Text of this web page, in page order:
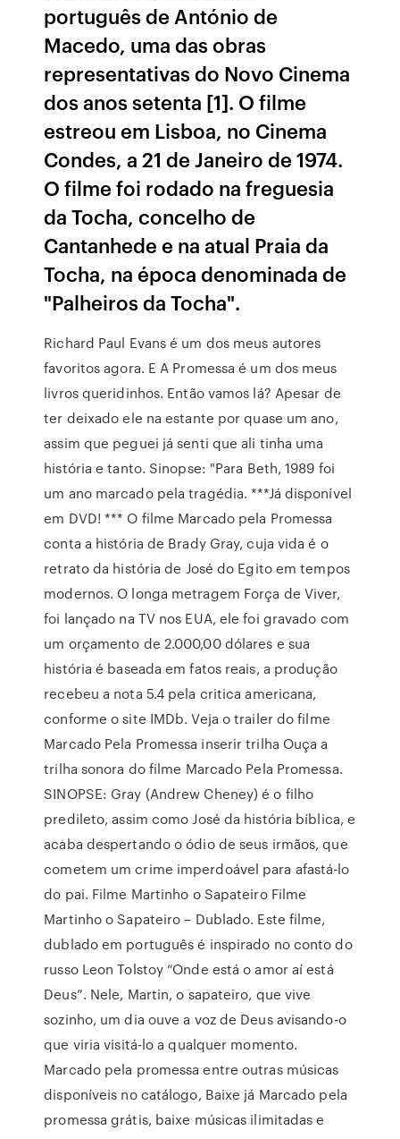
português de António de
Macedo, uma das obras
representativas do Novo Cinema
dos anos setenta [1]. O filme
estreou em Lisboa, no Cinema
Condes, a 21 de Janeiro de 1974.
O filme foi rodado na freguesia
da Tocha, concelho de
Cantanhede e na atual Praia da
Tocha, na época denominada de
"Palheiros da Tocha".
Richard Paul Evans é um dos meus autores
favoritos agora. E A Promessa é um dos meus
livros queridinhos. Então vamos lá? Apesar de
ter deixado ele na estante por quase um ano,
assim que peguei já senti que ali tinha uma
história e tanto. Sinopse: "Para Beth, 1989 foi
um ano marcado pela tragédia. ***Já disponível
em DVD! *** O filme Marcado pela Promessa
conta a história de Brady Gray, cuja vida é o
retrato da história de José do Egito em tempos
modernos. O longa metragem Força de Viver,
foi lançado na TV nos EUA, ele foi gravado com
um orçamento de 2.000,00 dólares e sua
história é baseada em fatos reais, a produção
recebeu a nota 5.4 pela critica americana,
conforme o site IMDb. Veja o trailer do filme
Marcado Pela Promessa inserir trilha Ouça a
trilha sonora do filme Marcado Pela Promessa.
SINOPSE: Gray (Andrew Cheney) é o filho
predileto, assim como José da história bíblica, e
acaba despertando o ódio de seus irmãos, que
cometem um crime imperdoável para afastá-lo
do pai. Filme Martinho o Sapateiro Filme
Martinho o Sapateiro – Dublado. Este filme,
dublado em português é inspirado no conto do
russo Leon Tolstoy “Onde está o amor aí está
Deus”. Nele, Martin, o sapateiro, que vive
sozinho, um dia ouve a voz de Deus avisando-o
que viria visitá-lo a qualquer momento.
Marcado pela promessa entre outras músicas
disponíveis no catálogo, Baixe já Marcado pela
promessa grátis, baixe músicas ilimitadas e